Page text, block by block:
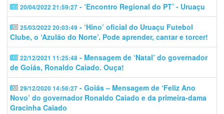
20/04/2022 21:59:27 - ‘Encontro Regional do PT’ - Uruaçu
25/03/2022 20:03:49 - ‘Hino’ oficial do Uruaçu Futebol
Clube, o ‘Azulão do Norte’. Pode aprender, cantar e torcer!
22/12/2021 11:25:48 - Mensagem de ‘Natal’ do governador
de Goiás, Ronaldo Caiado. Ouça!
29/12/2020 14:56:27 - Goiás – Mensagem de ‘Feliz Ano
Novo’ do governador Ronaldo Caiado e da primeira-dama
Gracinha Caiado